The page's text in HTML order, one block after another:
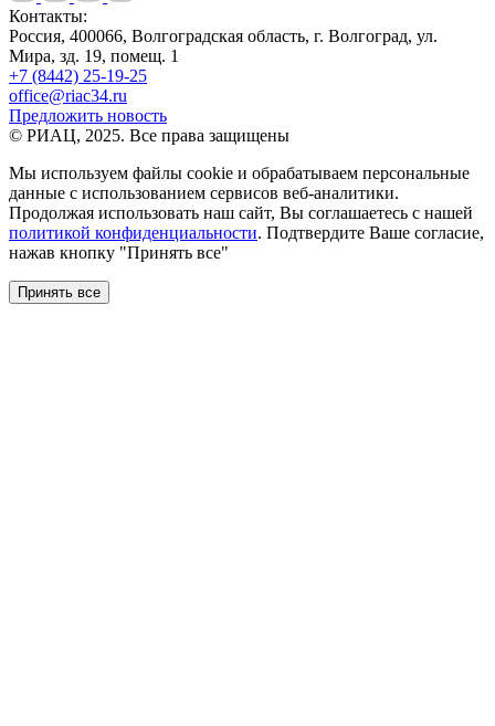
Контакты:
Россия, 400066, Волгоградская область, г. Волгоград, ул.
Мира, зд. 19, помещ. 1
+7 (8442) 25-19-25
office@riac34.ru
Предложить новость
© РИАЦ, 2025. Все права защищены
Мы используем файлы сookie и обрабатываем персональные
данные с использованием сервисов веб-аналитики.
Продолжая использовать наш сайт, Вы соглашаетесь с нашей
политикой конфиденциальности. Подтвердите Ваше согласие,
нажав кнопку "Принять все"
Принять все